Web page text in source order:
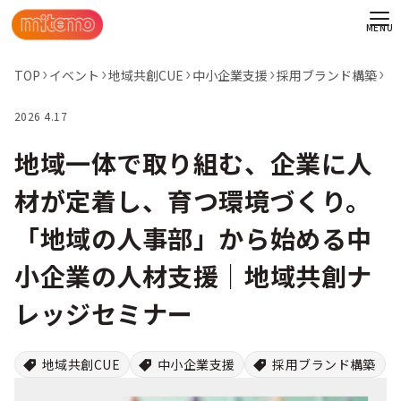
TOP イベント 地域共創CUE 中小企業支援 採用ブランド構築
2026 4.17
地域一体で取り組む、企業に人
材が定着し、育つ環境づくり。
「地域の人事部」から始める中
小企業の人材支援｜地域共創ナ
レッジセミナー
地域共創CUE 中小企業支援 採用ブランド構築